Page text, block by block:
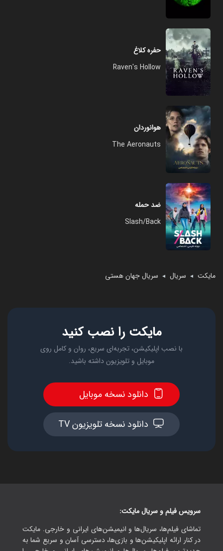
حفره کلاغ
Raven's Hollow
هوانوردان
The Aeronauts
ضد حمله
Slash/Back
مایکت ◄ سریال ◄ سریال جهان هستی
مایکت را نصب کنید
با نصب اپلیکیشن، تجربه‌ای سریع، روان و کامل روی
موبایل و تلویزیون داشته باشید.
دانلود نسخه موبایل
دانلود نسخه تلویزیون TV
سرویس فیلم و سریال مایکت:
تماشای فیلم‌ها، سریال‌ها و انیمیشن‌های ایرانی و خارجی. مایکت
در کنار ارائه اپلیکیشن‌ها و بازی‌ها، دسترسی آسان و سریع شما به